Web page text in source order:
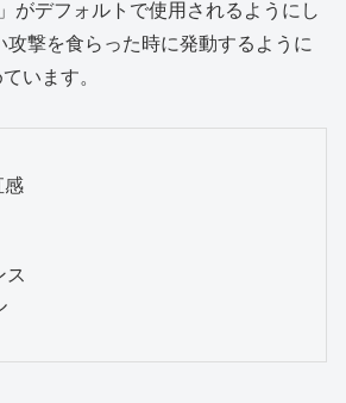
がデフォルトで使用されるようにし
攻撃を食らった時に発動するように
います。